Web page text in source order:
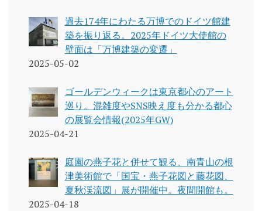
過去174年にわたる万博でのドイツ館建
築を振り返る。2025年ドイツ大使館の
壁面は「万博建築の変遷」
2025-05-02
ゴールデンウィークは東京都心のアート
巡り。混雑度やSNS映え度も分かる都心
の展覧会情報(2025年GW)
2025-04-21
庭園の燕子花と併せて観る、南青山の根
津美術館で「国宝・燕子花図と藤花図、
夏秋渓流図」展が開催中。夜間開館も。
2025-04-18